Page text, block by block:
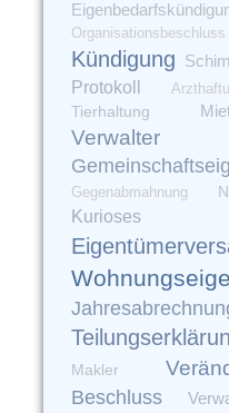
Organisationsbeschluss
Kündigung
Protokoll
Tierhaltung
Verwalter
Gegenabmahnung
Kurioses
Makler
Beschluss